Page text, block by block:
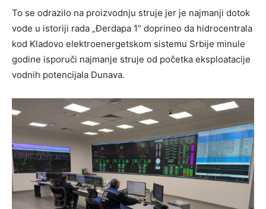
To se odrazilo na proizvodnju struje jer je najmanji dotok
vode u istoriji rada „Đerdapa 1“ doprineo da hidrocentrala
kod Kladovo elektroenergetskom sistemu Srbije minule
godine isporuči najmanje struje od početka eksploatacije
vodnih potencijala Dunava.